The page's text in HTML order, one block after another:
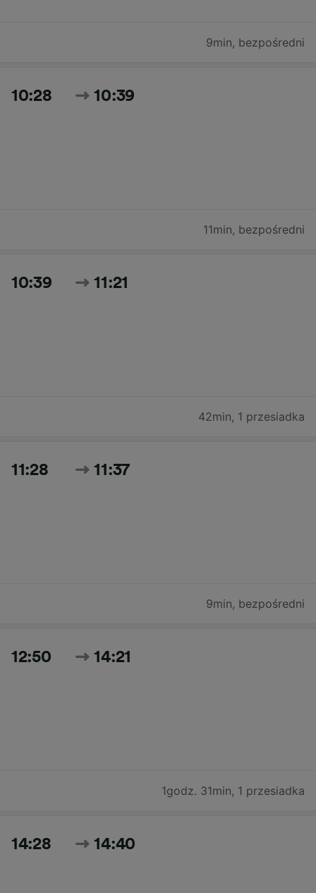
9min, bezpośredni
10:28 10:39
11min, bezpośredni
10:39 11:21
42min, 1 przesiadka
11:28 11:37
9min, bezpośredni
12:50 14:21
1godz. 31min, 1 przesiadka
14:28 14:40